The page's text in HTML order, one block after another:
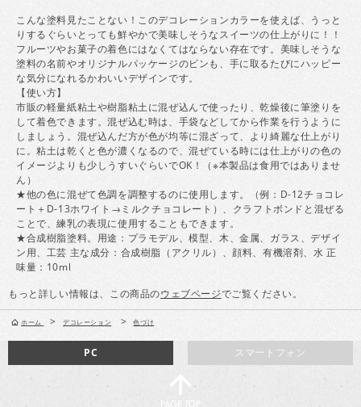
こんな塗料見たことない！このデコレーションカラーを使えば、うっと
りするぐらいとっても鮮やかで美味しそうなスイーツの仕上がりに！！
フルーツやお菓子の着色にはなくてはならない存在です。美味しそうな
塗料の名前やオリジナルパッケージのビンも、手に取るたびにハッピー
な気分になれるかわいいデザインです。
【使い方】
市販の軽量紙粘土や樹脂粘土に混ぜ込んで使ったり、乾燥後に筆塗りを
して着色できます。混ぜ込む時は、手袋などしてから作業を行うように
しましょう。混ぜ込んだ方が色が均等に混ざって、より綺麗な仕上がり
に。粘土は乾くと色が濃くなるので、混ぜている時には仕上がりの色の
イメージよりも少しうすいぐらいでOK！（※本製品は食用ではありませ
ん）
★他の色に混ぜて色調を調整するのに使用します。（例：D-12チョコレ
ート＋D-13ホワイト→ミルクチョコレート）、クラフトボンドと混ぜる
ことで、練乳の表現に使用することもできます。
★合成樹脂塗料。用途：プラモデル、模型、木、金属、ガラス、デザイ
ン用、工芸 主な成分：合成樹脂（アクリル）、顔料、有機溶剤、水 正
味量：10ml
もっと詳しい情報は、この商品のウェブページでご覧ください。
ホーム > デコレーション > 色づけ
スマートフォン
PC